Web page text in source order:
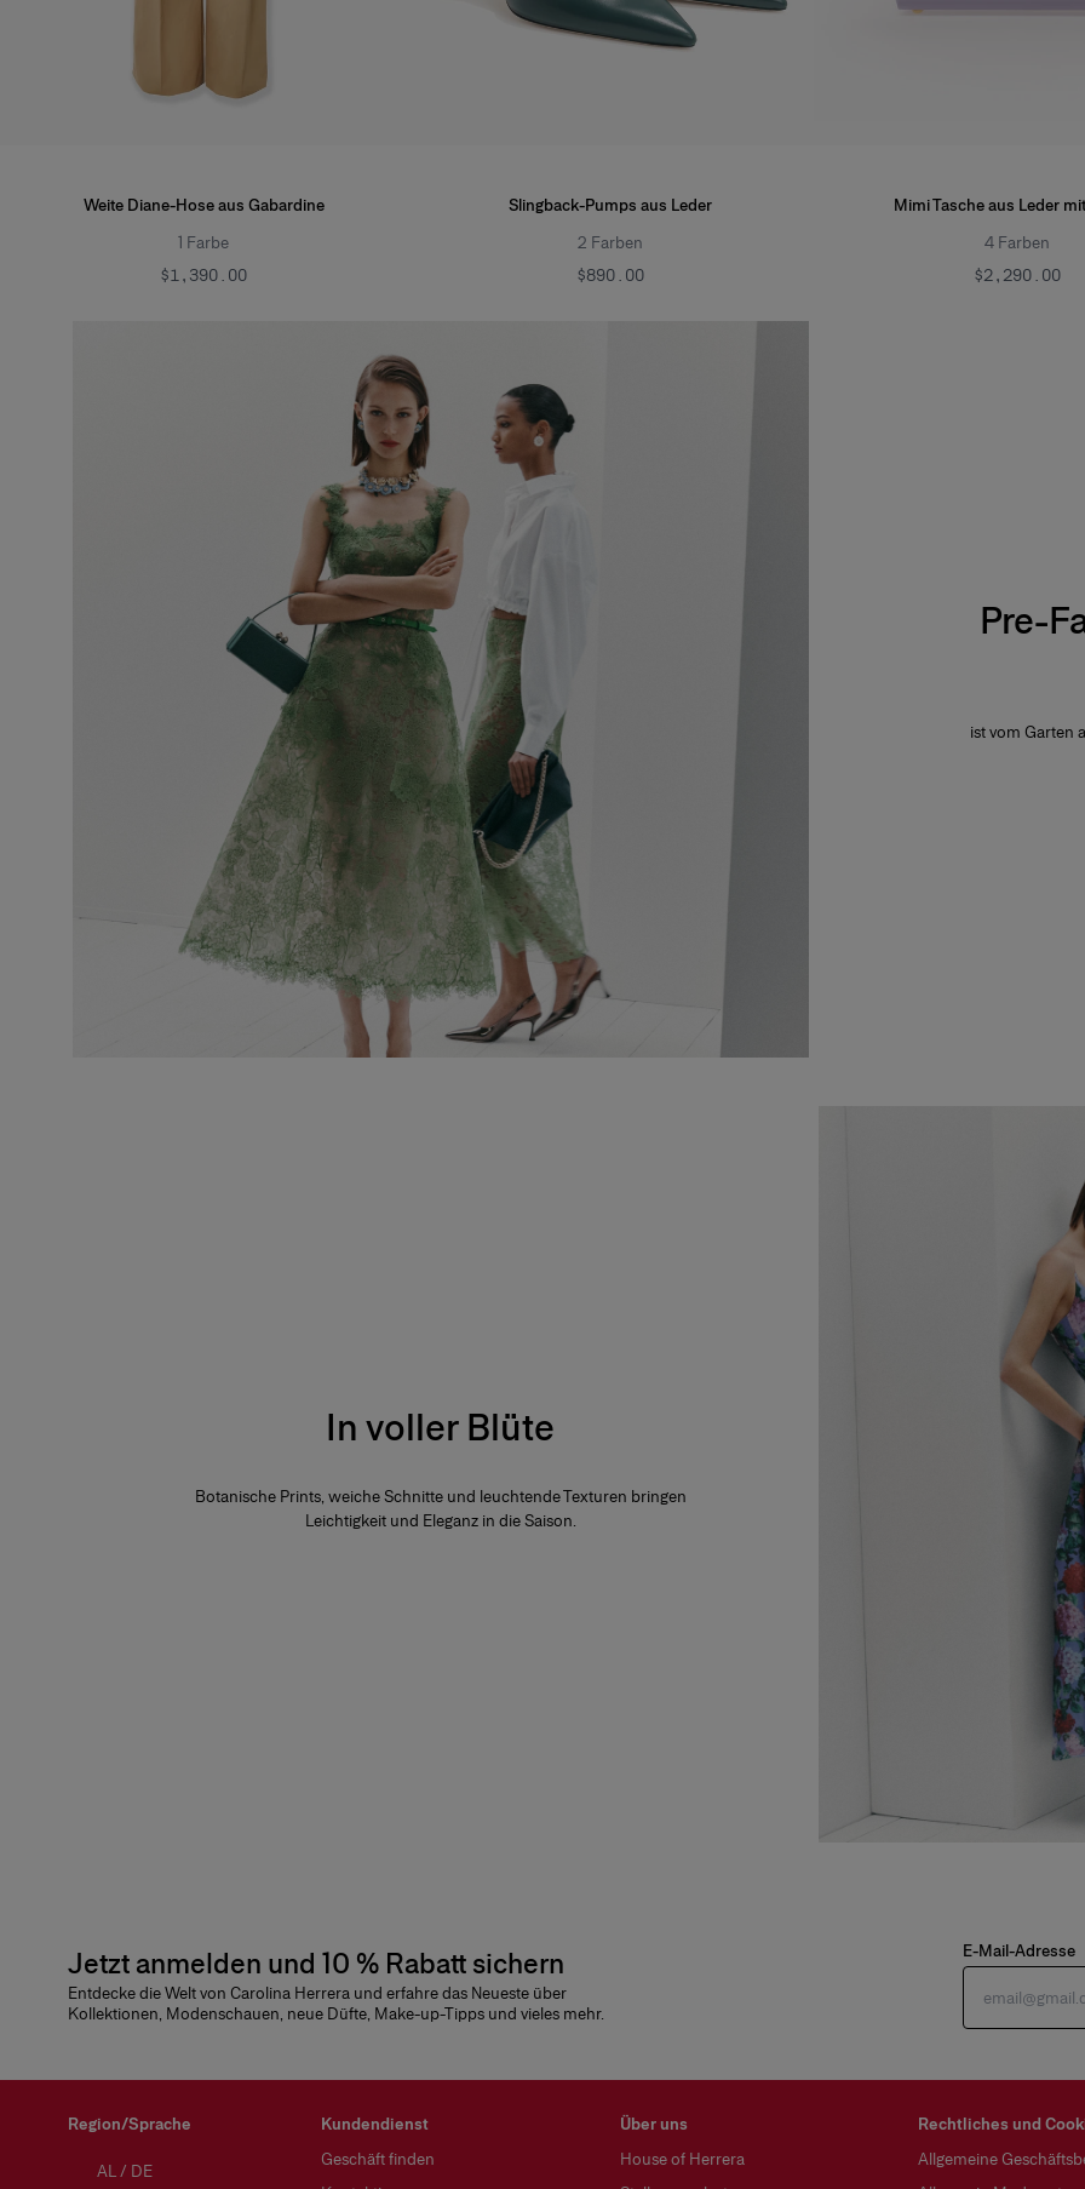
Weite Diane-Hose aus Gabardine
1 Farbe
$1,390.00
Slingback-Pumps aus Leder
2 Farben
$890.00
Mimi Tasche aus Leder
4 Farben
$2,290.00
Pre-
ist vom Garten
In voller Blüte
Botanische Prints, weiche Schnitte und leuchtende Texturen bringen
Leichtigkeit und Eleganz in die Saison.
Jetzt anmelden und 10 % Rabatt sichern
Entdecke die Welt von Carolina Herrera und erfahre das Neueste über
Kollektionen, Modenschauen, neue Düfte, Make-up-Tipps und vieles mehr.
E-Mail-Adresse
Region/Sprache
AL/ DE
Kundendienst
Geschäft finden
Über uns
House of Herrera
Rechtliches und
Allgemeine